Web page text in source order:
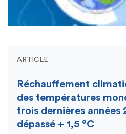
ARTICLE
Réchauffement
des températures
trois dernières années
dépassé + 1,5 °C